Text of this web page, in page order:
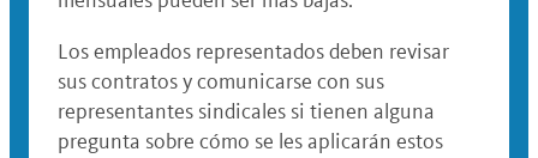
Los empleados representados deben revisar
sus contratos y comunicarse con sus
representantes sindicales si tienen alguna
pregunta sobre cómo se les aplicarán estos